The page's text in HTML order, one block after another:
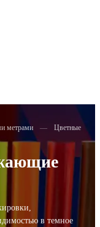
метрами —
Цветные
в темное